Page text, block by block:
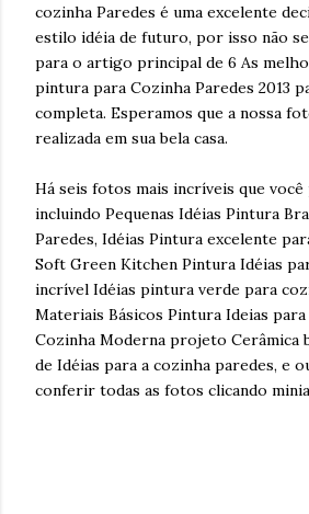
cozinha Paredes é uma excelente
estilo idéia de futuro, por isso não
para o artigo principal de 6 As
pintura para Cozinha Paredes 2013
completa. Esperamos que a nossa
realizada em sua bela casa.
Há seis fotos mais incríveis que você
incluindo Pequenas Idéias Pintura
Paredes, Idéias Pintura excelente
Soft Green Kitchen Pintura Idéias
incrível Idéias pintura verde para
Materiais Básicos Pintura Ideias
Cozinha Moderna projeto Cerâmica
de Idéias para a cozinha paredes, e
conferir todas as fotos clicando